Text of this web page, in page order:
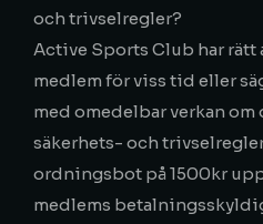
och trivselregler?
Active Sports Club har rätt
medlem för viss tid eller
med omedelbar verkan om
säkerhets- och
ordningsbot på 1500kr
medlems